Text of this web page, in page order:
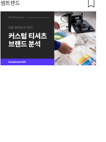
썸트렌드